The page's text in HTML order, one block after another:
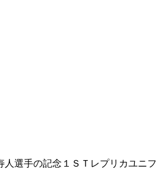
選手の記念１ＳＴレプリカユニ